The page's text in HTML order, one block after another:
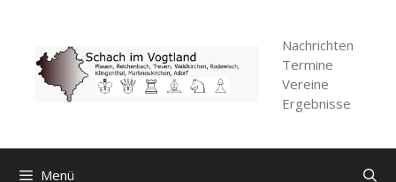
springen
Nachrichten
Termine
Vereine
Ergebnisse
Menü